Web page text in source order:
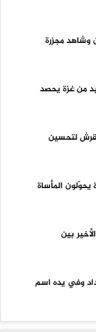
وشاهد مجزرة
شهيد من غزة يحصد
لتحسين
المأساة
بين
وفي يده اسم